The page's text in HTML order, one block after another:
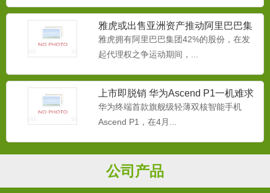
雅虎或出售亚洲资产推动阿里巴巴集
团IPO
雅虎拥有阿里巴巴集团42%的股份，在发
起代理权之争运动期间，...
上市即脱销 华为Ascend P1一机难求
华为终端首款旗舰级轻薄双核智能手机
Ascend P1，在4月...
公司产品
牌等金属物的腐蚀，而生产...
中央空调防冻液
本品用于中央空调循环系水系统做为防冻
液使用。本产品专门为冷却...
循环水防冻液
本品用于循环系水系统做为防冻液使用。
本产品专门为冷却系统和采...